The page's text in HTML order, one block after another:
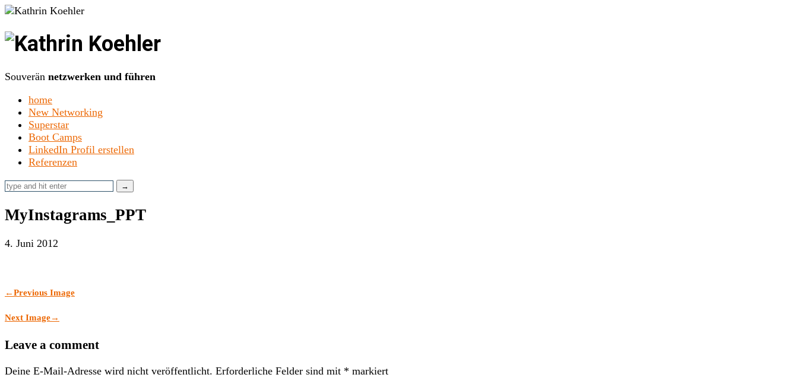
Kathrin
Koehler
Souverän netzwerken und führen
home
New Networking
Superstar
Boot Camps
LinkedIn Profil erstellen
Referenzen
MyInstagrams_PPT
4. Juni 2012
←Previous Image
Next Image→
Leave a comment
Deine E-Mail-Adresse wird nicht veröffentlicht. Erforderliche Felder sind mit * markiert